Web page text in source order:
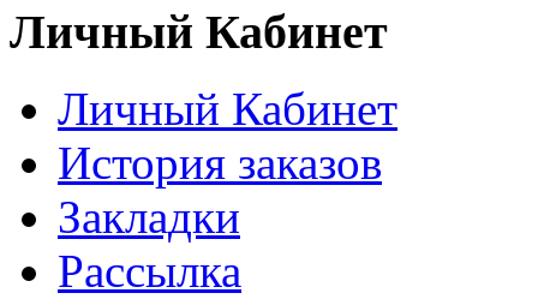
Личный Кабинет
Личный Кабинет
История заказов
Закладки
Рассылка